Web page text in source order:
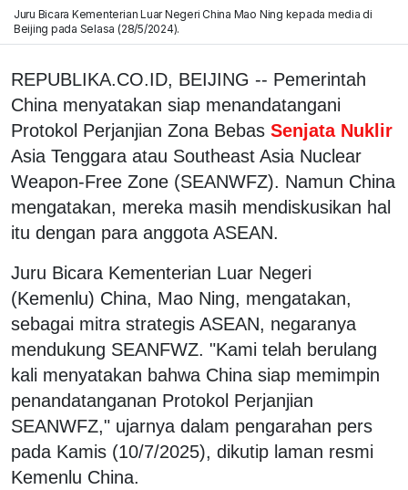
Juru Bicara Kementerian Luar Negeri China Mao Ning kepada media di
Beijing pada Selasa (28/5/2024).
REPUBLIKA.CO.ID, BEIJING -- Pemerintah
China menyatakan siap menandatangani
Protokol Perjanjian Zona Bebas Senjata Nuklir
Asia Tenggara atau Southeast Asia Nuclear
Weapon-Free Zone (SEANWFZ). Namun China
mengatakan, mereka masih mendiskusikan hal
itu dengan para anggota ASEAN.
Juru Bicara Kementerian Luar Negeri
(Kemenlu) China, Mao Ning, mengatakan,
sebagai mitra strategis ASEAN, negaranya
mendukung SEANFWZ. "Kami telah berulang
kali menyatakan bahwa China siap memimpin
penandatanganan Protokol Perjanjian
SEANWFZ," ujarnya dalam pengarahan pers
pada Kamis (10/7/2025), dikutip laman resmi
Kemenlu China.